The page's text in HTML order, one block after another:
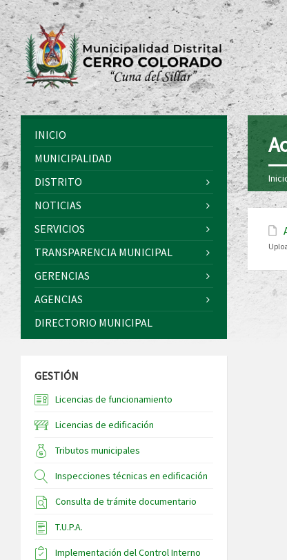
INICIO
MUNICIPALIDAD
DISTRITO
NOTICIAS
SERVICIOS
TRANSPARENCIA MUNICIPAL
GERENCIAS
AGENCIAS
DIRECTORIO MUNICIPAL
GESTIÓN
Licencias de funcionamiento
Licencias de edificación
Tributos municipales
Inspecciones técnicas en edificación
Consulta de trámite documentario
T.U.P.A.
Implementación del Control Interno